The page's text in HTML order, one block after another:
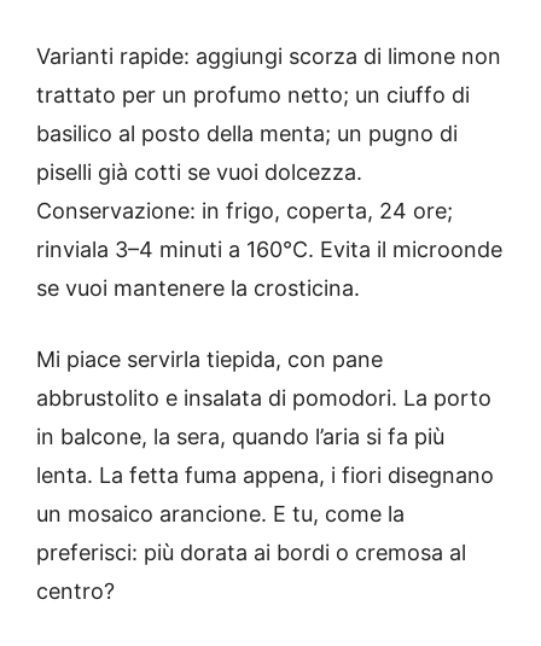
Varianti rapide: aggiungi scorza di limone non
trattato per un profumo netto; un ciuffo di
basilico al posto della menta; un pugno di
piselli già cotti se vuoi dolcezza.
Conservazione: in frigo, coperta, 24 ore;
rinviala 3–4 minuti a 160°C. Evita il microonde
se vuoi mantenere la crosticina.
Mi piace servirla tiepida, con pane
abbrustolito e insalata di pomodori. La porto
in balcone, la sera, quando l’aria si fa più
lenta. La fetta fuma appena, i fiori disegnano
un mosaico arancione. E tu, come la
preferisci: più dorata ai bordi o cremosa al
centro?